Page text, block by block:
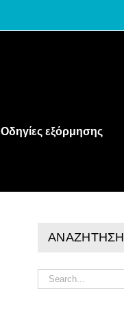
Οδηγίες εξόρμησης
ΑΝΑΖΗΤΗΣΗ
Search
for: